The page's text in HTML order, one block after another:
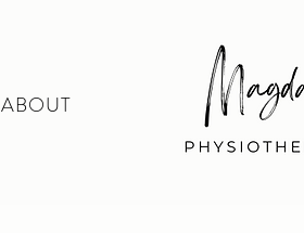
ABOUT KONTAKT